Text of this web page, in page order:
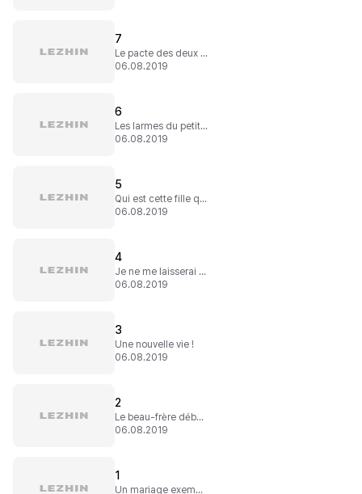
7
Le pacte des deux mois
06.08.2019
6
Les larmes du petit frère
06.08.2019
5
Qui est cette fille que tu aimes tant ?
06.08.2019
4
Je ne me laisserai pas faire !
06.08.2019
3
Une nouvelle vie !
06.08.2019
2
Le beau-frère débarque
06.08.2019
1
Un mariage exemplaire